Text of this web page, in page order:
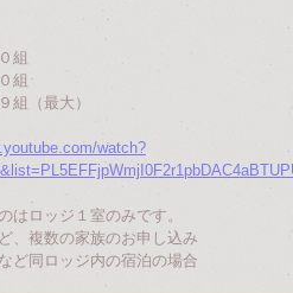
組
大）
watch?
はロッジ１室のみです。
、複数の家族のお申し込み
ど同ロッジ内の宿泊の場合